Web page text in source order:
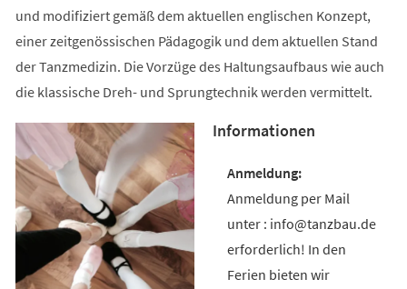
und modifiziert gemäß dem aktuellen englischen Konzept,
einer zeitgenössischen Pädagogik und dem aktuellen Stand
der Tanzmedizin. Die Vorzüge des Haltungsaufbaus wie auch
die klassische Dreh- und Sprungtechnik werden vermittelt.
Informationen
Anmeldung per Mail
unter : info@tanzbau.de
erforderlich! In den
Ferien bieten wir